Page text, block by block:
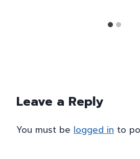
Leave a Reply
You must be logged in to